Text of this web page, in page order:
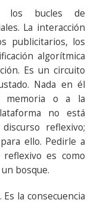
los bucles de
La interacción
publicitarios, los
algorítmica
Es un circuito
Nada en él
memoria o a la
no está
reflexivo;
ello. Pedirle a
es como
bosque.
la consecuencia